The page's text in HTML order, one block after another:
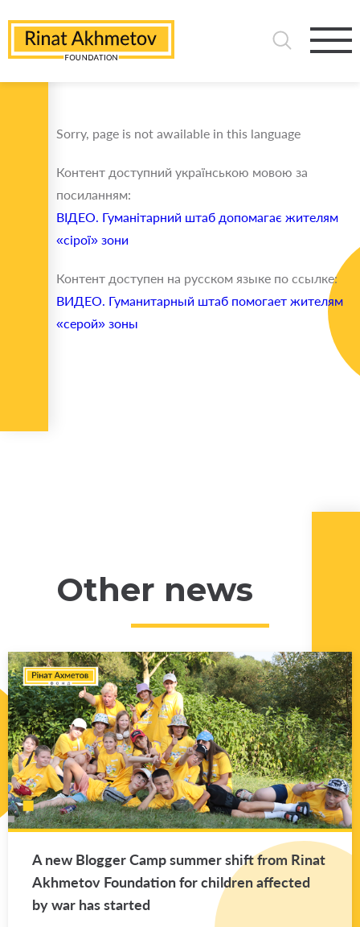
Sorry, page is not awailable in this language
Контент доступний українською мовою за
посиланням:
ВІДЕО. Гуманітарний штаб допомагає жителям
«сірої» зони
Контент доступен на русском языке по ссылке:
ВИДЕО. Гуманитарный штаб помогает жителям
«серой» зоны
Other news
A new Blog­ger Camp sum­mer shift from Rinat
Akhme­tov Foun­da­tion for chil­dren af­fected
by war has started